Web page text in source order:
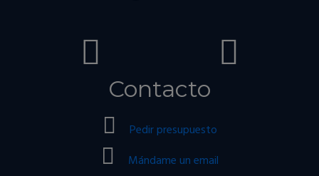
Contacto
Pedir presupuesto
Mándame un email